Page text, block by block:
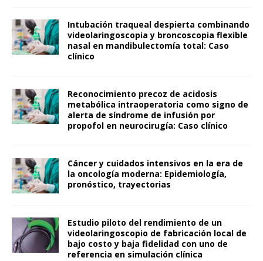
Intubación traqueal despierta combinando
videolaringoscopia y broncoscopia flexible
nasal en mandibulectomía total: Caso
clínico
Reconocimiento precoz de acidosis
metabólica intraoperatoria como signo de
alerta de síndrome de infusión por
propofol en neurocirugía: Caso clínico
Cáncer y cuidados intensivos en la era de
la oncología moderna: Epidemiología,
pronóstico, trayectorias
Estudio piloto del rendimiento de un
videolaringoscopio de fabricación local de
bajo costo y baja fidelidad con uno de
referencia en simulación clínica